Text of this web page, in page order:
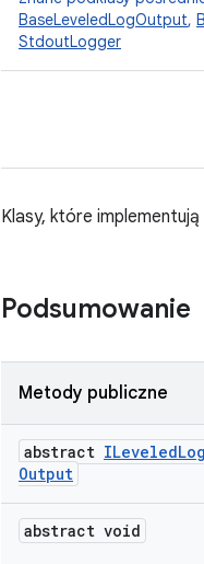
BaseLeveledLogOutput,
StdoutLogger
Klasy, które
Podsumowanie
Metody publiczne
abstract ILeveledLog
Output
abstract void